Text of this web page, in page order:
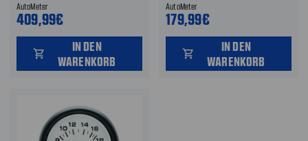
AutoMeter
409,99€
shopping_cart
IN DEN
WARENKORB
AutoMeter
179,99€
shopping_cart
IN DEN
WARENKORB